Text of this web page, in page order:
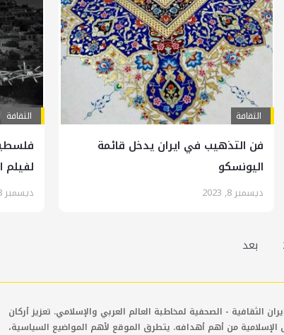
الثقافة
فن التذهيب في ايران يدخل قائمة
اليونسكو
ديسمبر 8, 2023
الثقافة
لفيلم
ديسمبر 8, 2023
بعد
الثقافية - الصحفية لمخاطبة العالم العربي والإسلامي. تعزيز أركان
الإسلامية من أهم أهدافه. يتطرق الموقع لأهم المواضيع السياسية،